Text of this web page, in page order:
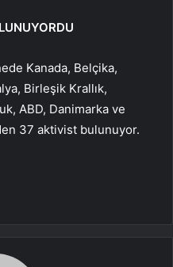
Kanada, Belçika,
Birleşik Krallık,
ABD, Danimarka ve
37 aktivist bulunuyor.